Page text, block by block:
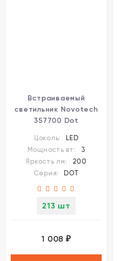
Встраиваемый
светильник Novotech
357700 Dot
Цоколь:
LED
Мощность вт:
3
Яркость лм:
200
Серия:
DOT
213 шт
1 008 ₽